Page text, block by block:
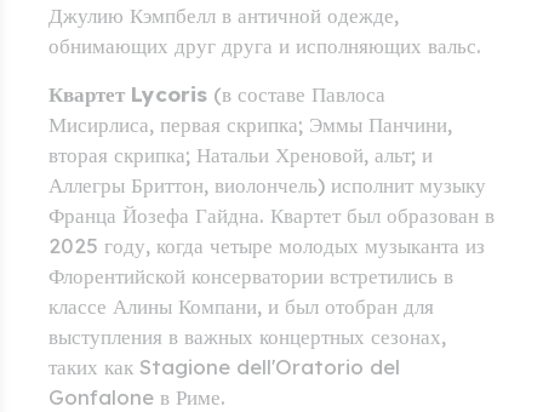
Джулию Кэмпбелл в античной одежде,
обнимающих друг друга и исполняющих вальс.
Квартет Lycoris (в составе Павлоса
Мисирлиса, первая скрипка; Эммы Панчини,
вторая скрипка; Натальи Хреновой, альт; и
Аллегры Бриттон, виолончель) исполнит музыку
Франца Йозефа Гайдна. Квартет был образован в
2025 году, когда четыре молодых музыканта из
Флорентийской консерватории встретились в
классе Алины Компани, и был отобран для
выступления в важных концертных сезонах,
таких как Stagione dell'Oratorio del
Gonfalone в Риме.